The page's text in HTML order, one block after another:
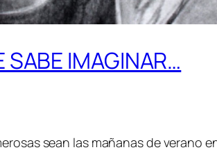
SABE IMAGINAR…
sean las mañanas de verano